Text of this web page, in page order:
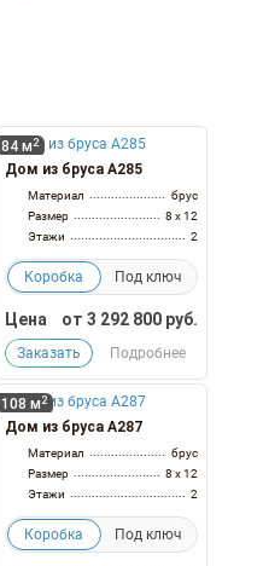
84 м 2
Дом из бруса А285
Материал
брус
Размер
8 x 12
Этажи
2
Коробка Под ключ
Цена от 3 292 800руб.
Заказать Подробнее
108 м 2
Дом из бруса А287
Материал
брус
Размер
8 x 12
Этажи
2
Коробка Под ключ